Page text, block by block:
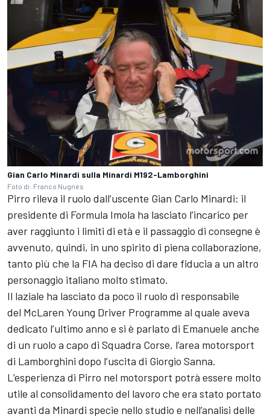
Gian Carlo Minardi sulla Minardi M192-Lamborghini
Foto di: Franco Nugnes
Pirro rileva il ruolo dall’uscente Gian Carlo Minardi: il
presidente di Formula Imola ha lasciato l’incarico per
aver raggiunto i limiti di età e il passaggio di consegne è
avvenuto, quindi, in uno spirito di piena collaborazione,
tanto più che la FIA ha deciso di dare fiducia a un altro
personaggio italiano molto stimato.
Il laziale ha lasciato da poco il ruolo di responsabile
del McLaren Young Driver Programme al quale aveva
dedicato l’ultimo anno e si è parlato di Emanuele anche
di un ruolo a capo di Squadra Corse, l’area motorsport
di Lamborghini dopo l’uscita di Giorgio Sanna.
L’esperienza di Pirro nel motorsport potrà essere molto
utile al consolidamento del lavoro che era stato portato
avanti da Minardi specie nello studio e nell’analisi delle